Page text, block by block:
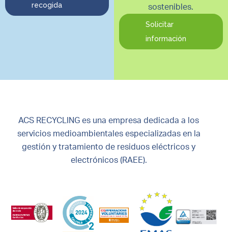
recogida
sostenibles.
Solicitar
información
ACS RECYCLING es una empresa dedicada a los
servicios medioambientales especializadas en la
gestión y tratamiento de residuos eléctricos y
electrónicos (RAEE).